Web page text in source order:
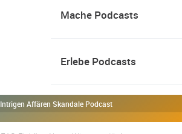
Mache Podcasts
Erlebe Podcasts
Intrigen Affären Skandale Podcast